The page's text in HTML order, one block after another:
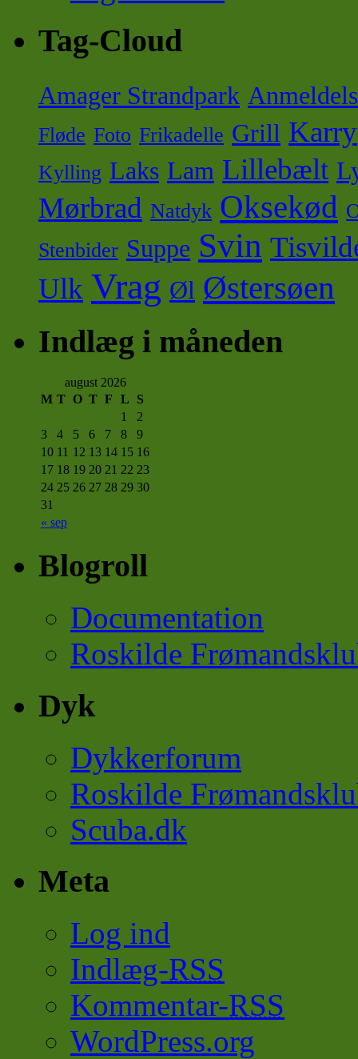
Tag-Cloud
Amager Strandpark
Fløde Foto Frikadelle Grill Karry
Kylling Laks Lam Lillebælt
Mørbrad Natdyk Oksekød
Stenbider Suppe Svin
Ulk Vrag Øl Østersøen
Indlæg i måneden
august 2026
M T O T F L S
« sep
1
2
3
4 5 6 7 8
9
10 11 12 13 14 15 16
17 18 19 20 21 22 23
24 25 26 27 28 29 30
31
Blogroll
Documentation
Roskilde
Dyk
Dykkerforum
Roskilde
Scuba.dk
Meta
Log ind
Indlæg-RSS
Kommentar-RSS
WordPress.org